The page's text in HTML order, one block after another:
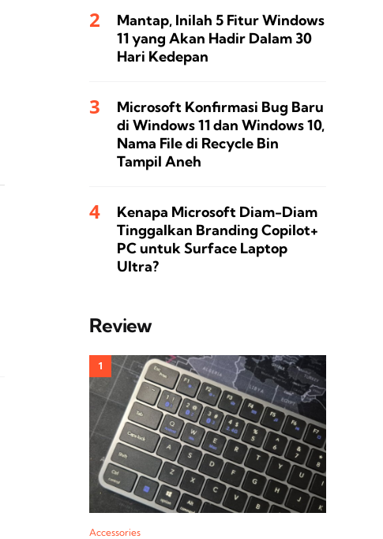
Mantap, Inilah 5 Fitur Windows
11 yang Akan Hadir Dalam 30
Hari Kedepan
Microsoft Konfirmasi Bug Baru
di Windows 11 dan Windows 10,
Nama File di Recycle Bin
Tampil Aneh
Kenapa Microsoft Diam-Diam
Tinggalkan Branding Copilot+
PC untuk Surface Laptop
Ultra?
Review
Accessories